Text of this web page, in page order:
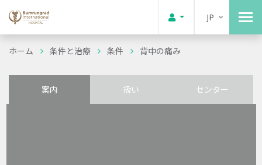
JP
ホーム 条件と治療 条件 背中の痛み
案内 扱い センター